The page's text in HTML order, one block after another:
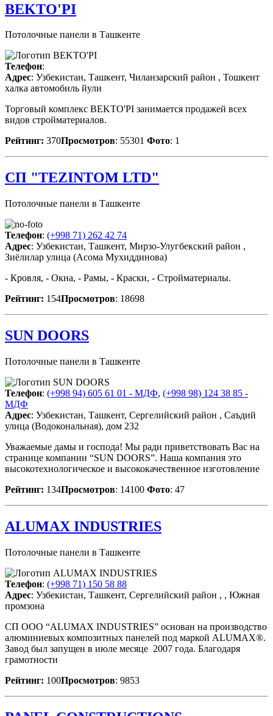
BEKTO'PI
Потолочные панели в Ташкенте
Телефон:
Адрес: Узбекистан, Ташкент, Чиланзарский район , Тошкент
халка автомобиль йули
Торговый комплекс BEKTO'PI занимается продажей всех
видов стройматериалов.
Рейтинг: 370Просмотров: 55301 Фото: 1
СП "TEZINTOM LTD"
Потолочные панели в Ташкенте
Телефон: (+998 71) 262 42 74
Адрес: Узбекистан, Ташкент, Мирзо-Улугбекский район ,
Зиёлилар улица (Асома Мухиддинова)
- Кровля, - Окна, - Рамы, - Краски, - Стройматериалы.
Рейтинг: 154Просмотров: 18698
SUN DOORS
Потолочные панели в Ташкенте
Телефон: (+998 94) 605 61 01 - МДФ, (+998 98) 124 38 85 -
МДФ
Адрес: Узбекистан, Ташкент, Сергелийский район , Саъдий
улица (Водокональная), дом 232
Уважаемые дамы и господа! Мы ради приветствовать Вас на
странице компании “SUN DOORS”. Наша компания это
высокотехнологическое и высококачественное изготовление
Рейтинг: 134Просмотров: 14100 Фото: 47
ALUMAX INDUSTRIES
Потолочные панели в Ташкенте
Телефон: (+998 71) 150 58 88
Адрес: Узбекистан, Ташкент, Сергелийский район , , Южная
промзона
СП ООО “АLUMAX INDUSTRIES” основан на производство
алюминиевых композитных панелей под маркой ALUMAX®.
Завод был запущен в июле месяце 2007 года. Благодаря
грамотности
Рейтинг: 100Просмотров: 9853